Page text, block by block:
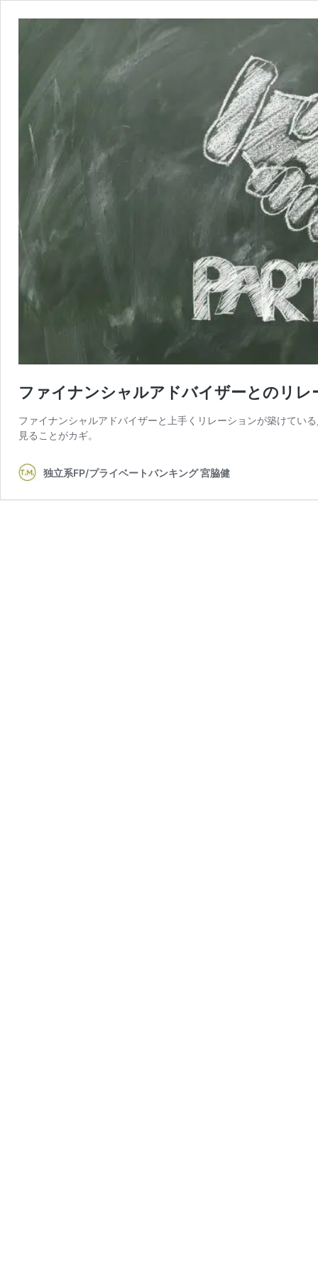
ファイナンシャルアドバイザーとのリ
ファイナンシャルアドバイザーと上手くリレーションが築けてい
見ることがカギ。
独立系FP/プライベートバンキング 宮脇健